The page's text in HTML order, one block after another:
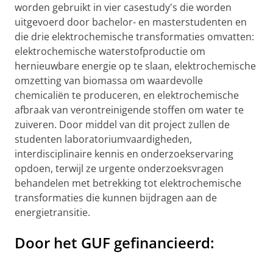
worden gebruikt in vier casestudy's die worden
uitgevoerd door bachelor- en masterstudenten en
die drie elektrochemische transformaties omvatten:
elektrochemische waterstofproductie om
hernieuwbare energie op te slaan, elektrochemische
omzetting van biomassa om waardevolle
chemicaliën te produceren, en elektrochemische
afbraak van verontreinigende stoffen om water te
zuiveren. Door middel van dit project zullen de
studenten laboratoriumvaardigheden,
interdisciplinaire kennis en onderzoekservaring
opdoen, terwijl ze urgente onderzoeksvragen
behandelen met betrekking tot elektrochemische
transformaties die kunnen bijdragen aan de
energietransitie.
Door het GUF gefinancieerd: